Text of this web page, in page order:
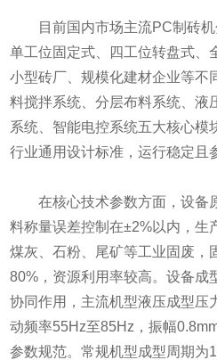
目前国内市场主流PC制砖机
单工位固定式、四工位转盘式、
小型砖厂、规模化建材企业等不
料搅拌系统、分层布料系统、液
系统、智能电控系统五大核心模
行业通用设计标准，运行稳定且
在核心技术参数方面，设备
料称量误差控制在±2%以内，生
煤灰、石粉、尾矿等工业固废，
80%，资源利用率较高。设备成
协同作用，主流机型液压成型压
动频率55Hz至85Hz，振幅
参数规范。常规机型成型周期为